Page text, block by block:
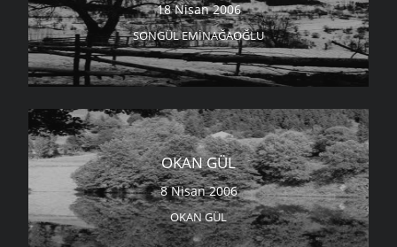
18 Nisan 2006
SONGÜL EMINAĞAOĞLU
OKAN GÜL
8 Nisan 2006
OKAN GÜL